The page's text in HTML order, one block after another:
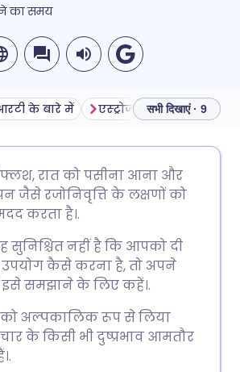
का समय
के माध्यम से साझा करें
के माध्यम से साझा
के माध्यम से साझा करें
🇩🇪 Deutsch
🇪🇸 Español
🇮🇹 Italiano 🇵🇹
के बारे में सभी दिखाएं · 9
रात को पसीना आना और
जैसे रजोनिवृत्ति के लक्षणों को
करता है।.
सुनिश्चित नहीं है कि आपको दी
उपयोग कैसे करना है, तो अपने
इसे समझाने के लिए कहें।.
अल्पकालिक रूप से लिया
के किसी भी दुष्प्रभाव आमतौर